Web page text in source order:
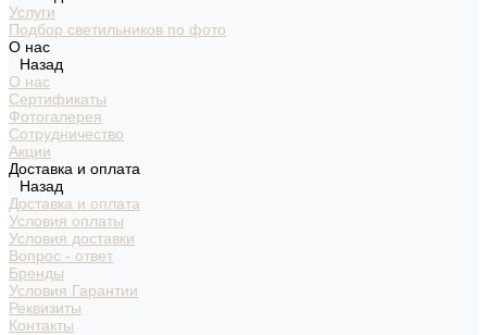
Услуги
Подбор светильников по фото
О нас
Назад
О нас
Сертификаты
Фотогалерея
Сотрудничество
Акции
Доставка и оплата
Назад
Доставка и оплата
Условия оплаты
Условия доставки
Вопрос - ответ
Бренды
Условия Гарантии
Реквизиты
Контакты